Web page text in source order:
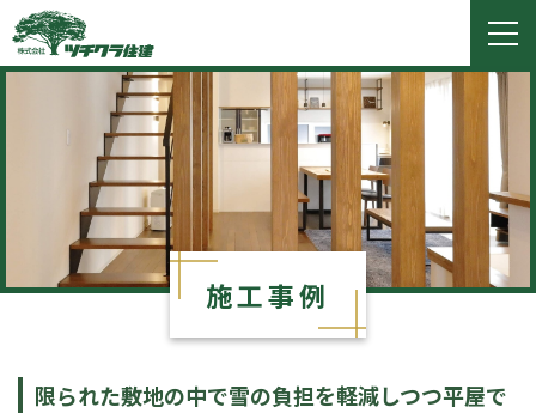
施工事例
限られた敷地の中で雪の負担を軽減しつつ平屋で